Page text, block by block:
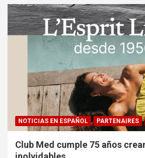
NOTICIAS EN ESPAÑOL PARTENAIRES
Club Med cumple 75 años